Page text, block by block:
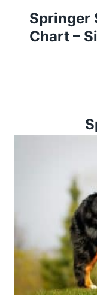
Springer
Chart –